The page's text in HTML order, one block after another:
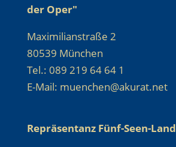
der Oper"
Maximilianstraße 2
80539 München
Tel.: 089 219 64 64 1
E-Mail: muenchen@akurat.net
Repräsentanz Fünf-Seen-Land